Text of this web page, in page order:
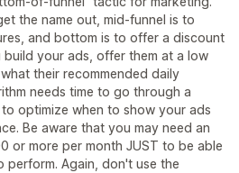
the name out, mid-funnel is to
and bottom is to offer a discount
your ads, offer them at a low
their recommended daily
needs time to go through a
optimize when to show your ads
Be aware that you may need an
or more per month JUST to be able
Again, don't use the